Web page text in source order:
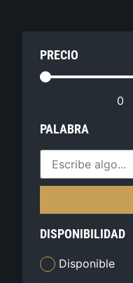
PRECIO
0
PALABRA
DISPONIBILIDAD
Disponible